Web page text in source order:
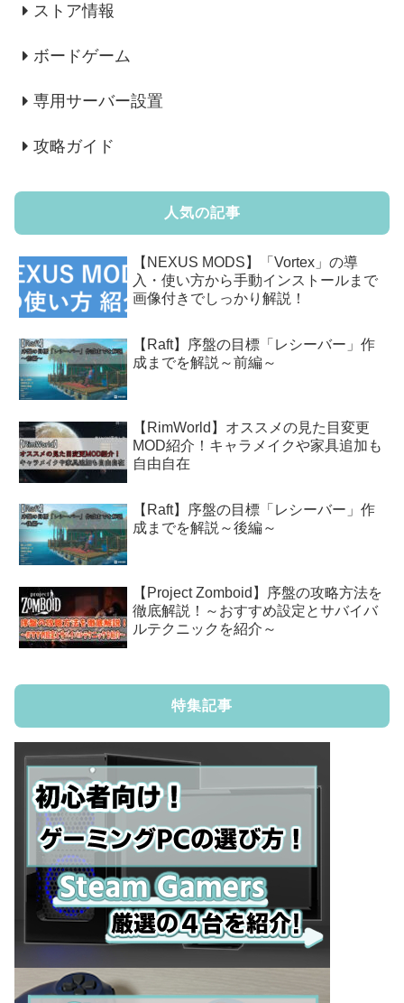
ストア情報
ボードゲーム
専用サーバー設置
攻略ガイド
人気の記事
【NEXUS MODS】「Vortex」の導
入・使い方から手動インストールまで
画像付きでしっかり解説！
【Raft】序盤の目標「レシーバー」作
成までを解説～前編～
【RimWorld】オススメの見た目変更
MOD紹介！キャラメイクや家具追加も
自由自在
【Raft】序盤の目標「レシーバー」作
成までを解説～後編～
【Project Zomboid】序盤の攻略方法を
徹底解説！～おすすめ設定とサバイバ
ルテクニックを紹介～
特集記事